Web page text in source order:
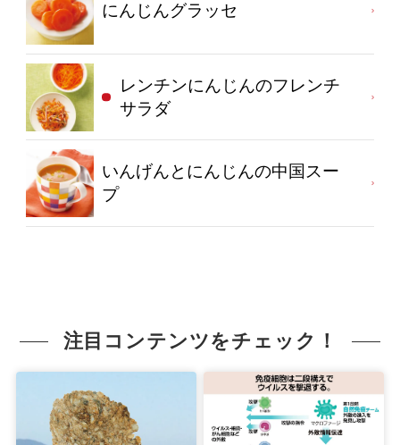
にんじんグラッセ
レンチンにんじんのフレンチ
サラダ
いんげんとにんじんの中国スー
プ
注目コンテンツをチェック！